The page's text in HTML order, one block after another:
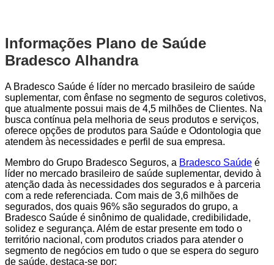
Informações Plano de Saúde
Bradesco Alhandra
A Bradesco Saúde é líder no mercado brasileiro de saúde
suplementar, com ênfase no segmento de seguros coletivos,
que atualmente possui mais de 4,5 milhões de Clientes. Na
busca contínua pela melhoria de seus produtos e serviços,
oferece opções de produtos para Saúde e Odontologia que
atendem às necessidades e perfil de sua empresa.
Membro do Grupo Bradesco Seguros, a Bradesco Saúde é
líder no mercado brasileiro de saúde suplementar, devido à
atenção dada às necessidades dos segurados e à parceria
com a rede referenciada. Com mais de 3,6 milhões de
segurados, dos quais 96% são segurados do grupo, a
Bradesco Saúde é sinônimo de qualidade, credibilidade,
solidez e segurança. Além de estar presente em todo o
território nacional, com produtos criados para atender o
segmento de negócios em tudo o que se espera do seguro
de saúde, destaca-se por: